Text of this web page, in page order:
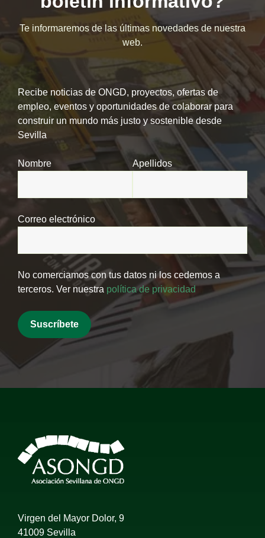
Te informaremos de las últimas novedades de nuestra
web.
Recibe noticias de ONGD, proyectos, ofertas de
empleo, eventos y oportunidades de colaborar para
construir un mundo más justo y sostenible desde
Sevilla
Nombre Apellidos
Correo electrónico
No comerciamos con tus datos ni los cedemos a
terceros. Ver nuestra política de privacidad
Virgen del Mayor Dolor, 9
41009 Sevilla